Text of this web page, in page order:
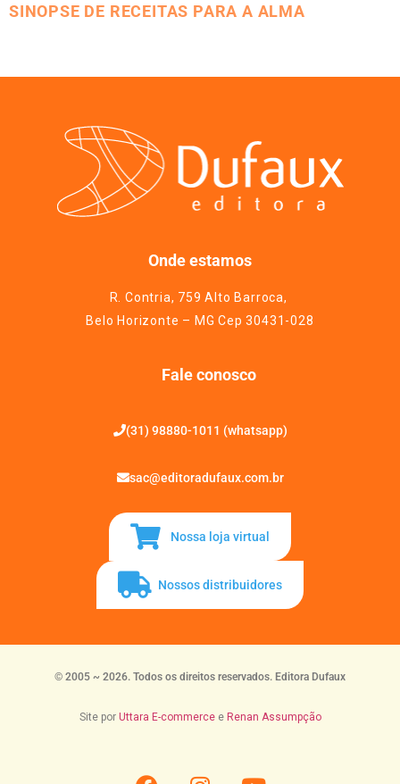
SINOPSE DE RECEITAS PARA A ALMA
Onde estamos
R. Contria, 759 Alto Barroca,
Belo Horizonte – MG Cep 30431-028
Fale conosco
(31) 98880-1011 (whatsapp)
sac@editoradufaux.com.br
Nossa loja virtual
Nossos distribuidores
© 2005 ~ 2026. Todos os direitos reservados. Editora Dufaux
Site por Uttara E-commercee Renan Assumpção